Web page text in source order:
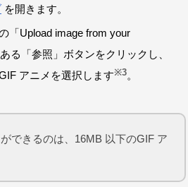
を開きます。
「Upload image from your
る「参照」ボタンをクリックし、
アニメを選択します※3。
できるのは、16MB 以下のGIF ア